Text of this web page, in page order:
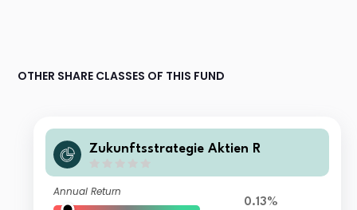
OTHER SHARE CLASSES OF THIS FUND
Zukunftsstrategie Aktien R
Annual Return
0.13%